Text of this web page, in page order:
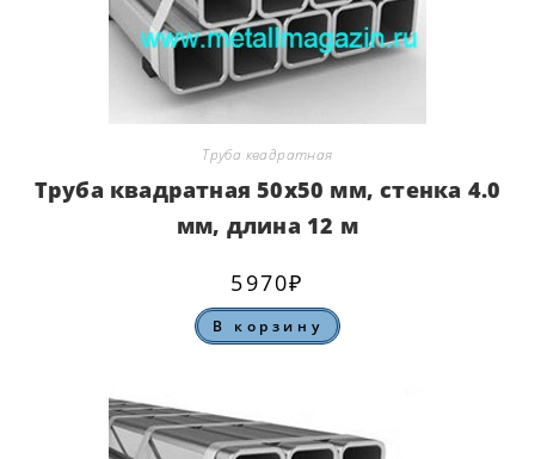
Труба квадратная
Труба квадратная 50х50 мм, стенка 4.0
мм, длина 12 м
5970₽
В корзину